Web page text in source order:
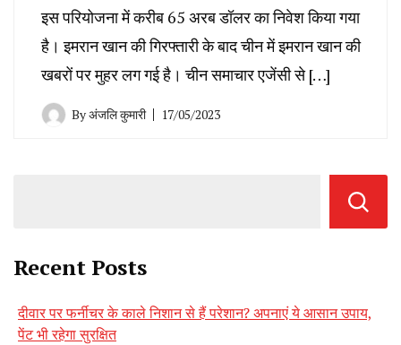
इस परियोजना में करीब 65 अरब डॉलर का निवेश किया गया
है। इमरान खान की गिरफ्तारी के बाद चीन में इमरान खान की
खबरों पर मुहर लग गई है। चीन समाचार एजेंसी से […]
Byअंजलि कुमारी 17/05/2023
Recent Posts
दीवार पर फर्नीचर के काले निशान से हैं परेशान? अपनाएं ये आसान उपाय,
पेंट भी रहेगा सुरक्षित